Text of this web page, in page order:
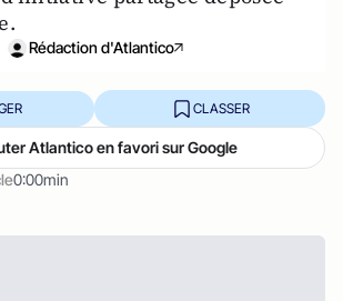
Rédaction d'Atlantico
0:00min
CLASSER
Atlantico en favori sur Google